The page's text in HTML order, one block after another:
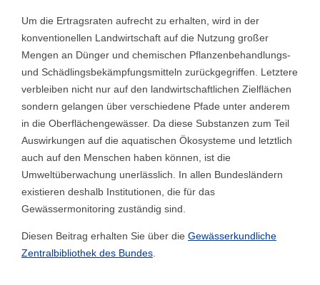
Um die Ertragsraten aufrecht zu erhalten, wird in der
konventionellen Landwirtschaft auf die Nutzung großer
Mengen an Dünger und chemischen Pflanzenbehandlungs-
und Schädlingsbekämpfungsmitteln zurückgegriffen. Letztere
verbleiben nicht nur auf den landwirtschaftlichen Zielflächen
sondern gelangen über verschiedene Pfade unter anderem
in die Oberflächengewässer. Da diese Substanzen zum Teil
Auswirkungen auf die aquatischen Ökosysteme und letztlich
auch auf den Menschen haben können, ist die
Umweltüberwachung unerlässlich. In allen Bundesländern
existieren deshalb Institutionen, die für das
Gewässermonitoring zuständig sind.
Diesen Beitrag erhalten Sie über die Gewässerkundliche
Zentralbibliothek des Bundes